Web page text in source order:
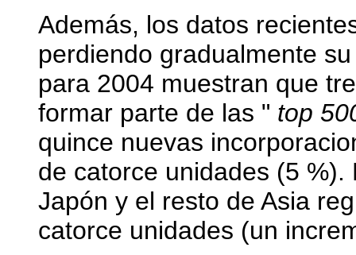
Además, los datos
perdiendo gradualmente
para 2004 muestran que
formar parte de las " top
quince nuevas
de catorce unidades (5
Japón y el resto de Asia
catorce unidades (un